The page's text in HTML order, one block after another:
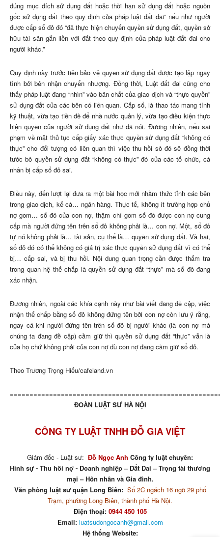
đúng mục đích sử dụng đất hoặc thời hạn sử dụng đất hoặc nguồn
gốc sử dụng đất theo quy định của pháp luật đất đai” nếu như người
được cấp sổ đỏ đó “đã thực hiện chuyển quyền sử dụng đất, quyền sở
hữu tài sản gắn liền với đất theo quy định của pháp luật đất đai cho
người khác.”
Quy định này trước tiên bảo vệ quyền sử dụng đất được tạo lập ngay
tình bởi bên nhận chuyển nhượng. Đồng thời, Luật đất đai cũng cho
thấy pháp luật đang “nhìn” vào bản chất của giao dịch và “thực quyền”
sử dụng đất của các bên có liên quan. Cấp sổ, là thao tác mang tính
kỹ thuật, vừa tạo tiền đề để nhà nước quản lý, vừa tạo điều kiện thực
hiện quyền của người sử dụng đất như đã nói. Đương nhiên, nếu sai
phạm về mặt thủ tục cấp giấy xác thực quyền sử dụng đất “không có
thực” cho đối tượng có liên quan thì việc thu hồi sỏ đỏ sẽ đồng thời
tước bỏ quyền sử dụng đất “không có thực” đó của các tổ chức, cá
nhân bị cấp sổ đỏ sai.
Điều này, đến lượt lại đưa ra một bài học mới nhằm thức tỉnh các bên
trong giao dịch, kể cả… ngân hàng. Thực tế, không ít trường hợp chủ
nợ gom… sổ đỏ của con nợ, thậm chí gom sổ đỏ được con nợ cung
cấp mà người đứng tên trên sổ đỏ không phải là… con nợ. Một, sổ đỏ
tự nó không phải là… tài sản, cụ thể là… quyền sử dụng đất. Và hai,
sổ đỏ đó có thể không có giá trị xác thực quyền sử dụng đất vì có thể
bị… cấp sai, và bị thu hồi. Nội dung quan trọng cần được thẩm tra
trong quan hệ thế chấp là quyền sử dụng đất “thực” mà sổ đỏ đang
xác nhận.
Đương nhiên, ngoài các khía cạnh này như bài viết đang đề cập, việc
nhận thế chấp bằng sổ đỏ không đứng tên bởi con nợ còn lưu ý rằng,
ngay cả khi người đứng tên trên sổ đỏ bị người khác (là con nợ mà
chúng ta đang đề cập) cầm giữ thì quyền sử dụng đất “thực” vẫn là
của họ chứ không phải của con nợ dù con nợ đang cầm giữ sổ đỏ.
Theo Trương Trọng Hiểu/cafeland.vn
ĐOÀN LUẬT SƯ HÀ NỘI
CÔNG TY LUẬT TNHH ĐỖ GIA VIỆT
Giám đốc - Luật sư: Đỗ Ngọc Anh Công ty luật chuyên:
Hình sự - Thu hồi nợ - Doanh nghiệp – Đất Đai – Trọng tài thương
mại – Hôn nhân và Gia đình.
Văn phòng luật sư quận Long Biên: Số 2C ngách 16 ngõ 29 phố
Trạm, phường Long Biên, thành phố Hà Nội.
Điện thoại: 0944 450 105
Email: luatsudongocanh@gmail.com
Hệ thống Website: